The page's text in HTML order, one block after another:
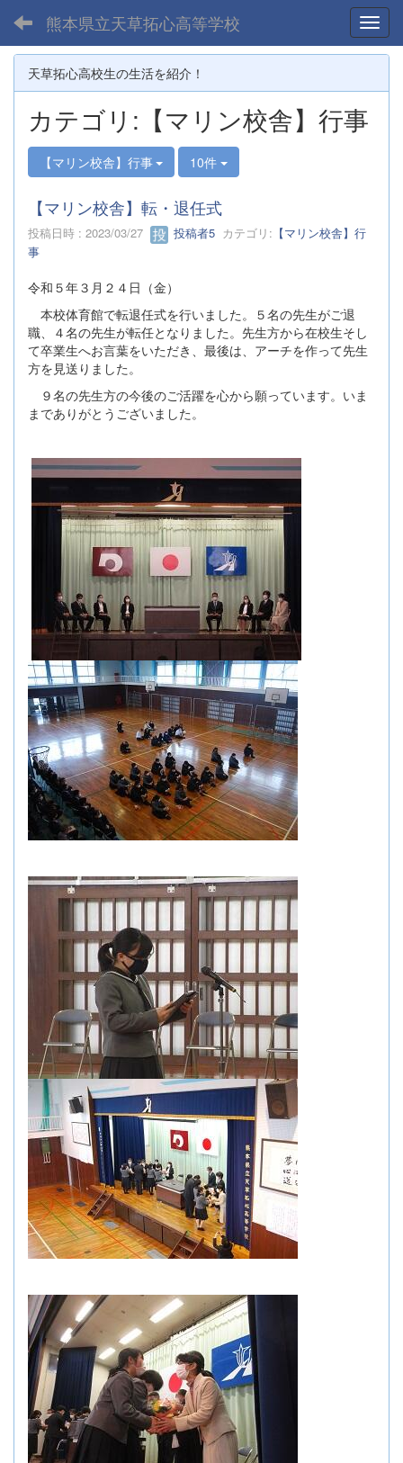
熊本県立天草拓心高等学校
天草拓心高校生の生活を紹介！
カテゴリ:【マリン校舎】行事
【マリン校舎】行事 10件
【マリン校舎】転・退任式
投稿日時 : 2023/03/27 投稿者5 カテゴリ: 【マリン校舎】行
事
令和５年３月２４日（金）
本校体育館で転退任式を行いました。５名の先生がご退
職、４名の先生が転任となりました。先生方から在校生そし
て卒業生へお言葉をいただき、最後は、アーチを作って先生
方を見送りました。
９名の先生方の今後のご活躍を心から願っています。いま
までありがとうございました。